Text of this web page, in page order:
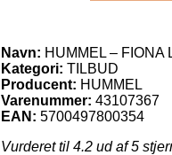
Navn: HUMMEL – FIONA
Kategori: TILBUD
Producent: HUMMEL
Varenummer: 43107367
EAN: 5700497800354
Vurderet til 4.2 ud af 5